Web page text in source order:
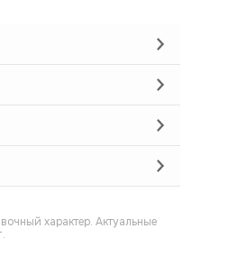
характер. Актуальные